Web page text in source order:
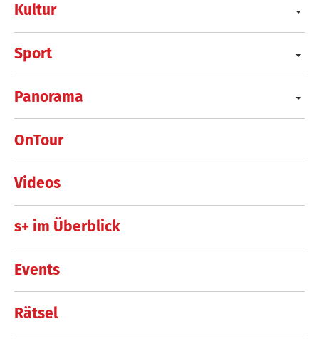
Kultur
Sport
Panorama
OnTour
Videos
s+ im Überblick
Events
Rätsel